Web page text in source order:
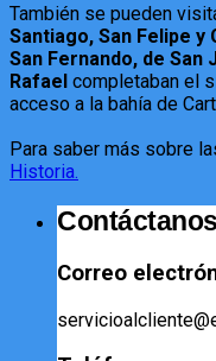
También se pueden
Santiago, San Felipe y
San Fernando, de San
Rafael completaban el
acceso a la bahía de
Para saber más sobre
Historia.
Correo